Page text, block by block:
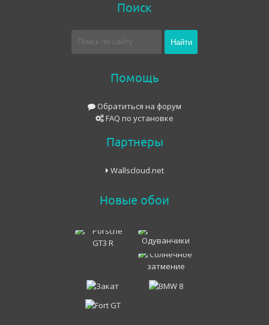
Поиск
Помощь
Обратиться на форум
FAQ по установке
Партнеры
Wallscloud.net
Новые обои